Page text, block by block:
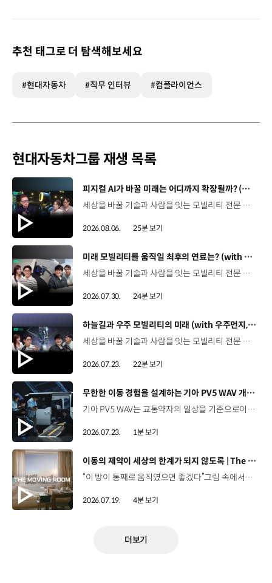
추천 태그로 더 탐색해보세요
#현대자동차 #직무 인터뷰 #컴플라이언스
현대자동차그룹 재생 목록
[동영상]
피지컬 AI가 바꿀 미래는 어디까지 확장될까? (with 카이스트 김대식 교수) | 현대진행형 팟캐스트 EP. 22
세상을 바꿀 기술과 사람을 잇는 모빌리티 전문 팟캐스트, 현대진행형. 🔊과학커뮤니케이터 이독실, 여도은 앵커‬,그리고 카이스트 김대식 교수와 함께했습니다. 이제는 AI가 물건을 옮기고, 사람을 돕고, 함께 일하는 시대! 스물두 번째 에피소드에서는 몸을 가진 AI, ‘피지컬 AI’를 주제로휴머노이드가 사람을 닮은 이유부터 산업과 일상에 가져올 변화,그리고 현대자동차그룹이 준비하는 피지컬 AI의 미래까지 이야기합니다. 화면 밖을 나와 몸을 갖게 된 AI, 우리의 일상은 어떻게 달라질까요?현대진행형 22편에서 확인해 보세요. 현대진행형 팟빵 ▶현대진행형 애플 팟캐스트 ▶현대진행형 스포티파이 ▶ 00:00 하이라이트00:37 출연진 소개01:00 몸을 가진 AI, 피지컬 AI란?01:31 10년 만에 달라진 휴머노이드 기술02:42 도구로 능력을 확장해 온 인간04:51 인간의 의지까지 확장하는 AI05:30 휴머노이드는 왜 사람을 닮았을까?07:18 휴머노이드 개발에 남은 가장 큰 과제07:31 인간의 손과 다른 아틀라스의 손08:36 피지컬 AI가 가장 먼저 필요한 분야09:32 AI 시대, 노동의 의미는 달라질까?12:13 아직 1%도 시작하지 않은 피지컬 AI16:28 현대자동차그룹이 준비해 온 피지컬 AI17:31 미래 모빌리티는 어떤 모습일까?19:14 현대자동차그룹이 가진 풀스택 경쟁력20:10 피지컬 AI의 성능을 결정하는 모션 데이터22:49 휴머노이드와 함께 일하는 시대23:51 클로징 *본 영상에 포함된 참여자의 의견은 현대자동차그룹의 공식 입장과 다를 수 있습니다. #현대자동차그룹 #현대진행형 #모빌리티팟캐스트 #피지컬AI #휴머노이드 #보스턴다이나믹스 #아틀라스 #미래모빌리티 #모빌리티 #팟캐스트
2026.08.06. 25분 보기
[동영상]
미래 모빌리티를 움직일 최후의 연료는? (with 우주먼지, 항성) | 현대진행형 팟캐스트 EP. 21
세상을 바꿀 기술과 사람을 잇는 모빌리티 전문 팟캐스트, 현대진행형. 🔊 과학커뮤니케이터 이독실, 여도은 앵커,그리고 천문학자 우주먼지, 과학커뮤니케이터 항성과 함께했습니다. 휘발유부터 전기차, 수소전기차, 하이브리드까지미래 모빌리티를 움직일 연료는 무엇일까요? 스물한 번째 에피소드에서는 자동차의 '연료'를 주제로다양한 에너지가 만들어갈 미래 모빌리티 라이프스타일을 이야기합니다. 연료가 바뀌면 자동차도, 우리의 이동 방식도 달라지지 않을까요?현대진행형 21편에서 확인해 보세요. 현대진행형 팟빵▶ 현대진행형 애플 팟캐스트▶현대진행형 스포티파이▶ 00:00 하이라이트00:21 인트로 / 자기소개00:58 자동차의 성격, 무엇으로 결정될까?03:38 연료란, 자동차의 성격을 결정하는 DNA04:24 휘발유는 어떻게 연료 경쟁에서 살아남았을까06:09 휘발유의 과거와 현재, 유연휘발유 속 납성분07:02 지구를 납으로 오염시키던 유연휘발유가 사라진 이유08:47 달리는 전자제품이 된 자동차, SDV 시대로의 전환09:46 '기계공학' 시스템에서 '소프트웨어'로 변화하는 모빌리티11:18 친환경차 시대가 오기까지의 기술적 과제11:43 전기차 배터리가 풀어야 할 숙제12:25 배터리를 관리하는 BMS 기술13:51 수소전기차, 인프라가 먼저일까 수요가 먼저일까?14:23 수소가 청정 연료로 주목받는 이유15:08 우주에서 가장 흔한 원소, 수소 생산과 운송의 현실적인 과제16:49 수소가 필요한 모빌리티는 따로 있다18:21 하이브리드가 대세인 시대, 그 이유는? 19:26 하이브리드는 연료 과도기를 견디게 해주는 기술21:44 전기·수소·하이브리드를 함께 준비하는 멀티 파워트레인 전략이란?23:30 클로징 *본 영상에 포함된 참여자의 의견은 현대자동차그룹의 공식 입장과 다를 수 있습니다. #현대자동차그룹 #현대진행형 #모빌리티팟캐스트 #전기차 #수소전기차 #연료 #에너지 #미래모빌리티 #모빌리티 #팟캐스트
2026.07.30. 24분 보기
[동영상]
하늘길과 우주 모빌리티의 미래 (with 우주먼지, 항성) | 현대진행형 팟캐스트 EP. 20
세상을 바꿀 기술과 사람을 잇는 모빌리티 전문 팟캐스트, 현대진행형. 🔊 과학커뮤니케이터 이독실, 여도은 앵커,그리고 천문학자 우주먼지, 과학커뮤니케이터 항성과 함께했습니다. 우주정거장을 거쳐 뉴욕으로 향하는 미래를 상상해본 적 있나요?스무 번째 에피소드에서는 하늘 위 교통 체계와 이동 수단의 모습,그리고 지상을 넘어 우주로 확장되는 모빌리티의 가능성까지 살펴봅니다. 하늘길이 열리면 우리의 일상은 어떻게 달라질지,현대진행형 20편에서 확인해 보세요. 현대진행형 팟빵▶현대진행형 애플 팟캐스트▶현대진행형 스포티파이▶ 00:00 하이라이트00:24 인트로 / 자기소개00:47 하늘길의 교통은 어떻게 다를까02:33 하늘의 교통 관제 시스템03:10 하늘을 나는 자동차의 모습은?05:10 미래 하늘길의 동력원과 연료06:42 휘발유 대신 항공유가 쓰일 가능성07:18 자동차에서 모빌리티로의 변화08:13 하늘길 시대의 도로와 도시10:02 우주 모빌리티는 어디까지 가능할까12:18 우주를 경험하는 미래12:57 우주로 확장되는 모빌리티13:30 하늘과 우주에서 좋은 차의 기준은?14:54 우주 관광은 누구나 가능할까16:35 현대로템과 한국 우주 산업의 미래18:37 미래 모빌리티가 바꿀 우리의 일상 *본 영상에 포함된 참여자의 의견은 현대자동차그룹의 공식 입장과 다를 수 있습니다. #현대자동차그룹 #현대진행형 #모빌리티팟캐스트 #UAM #스카이모빌리티 #하늘길 #자율주행 #우주 #우주항공 #모빌리티 #팟캐스트
2026.07.23. 22분 보기
[동영상]
무한한 이동 경험을 설계하는 기아 PV5 WAV 개발 스토리 | The Moving Room
기아 PV5 WAV는 교통약자의 일상을 기준으로이동 과정을 다시 설계했습니다. 탑승자의 목적에 맞게 확장되는 모빌리티, PV5 WAV 개발 스토리를 영상으로 확인해 보세요. #현대자동차그룹 #TheMovingRoom #기아 #PV5 #PV5WAV #PBV #목적기반모빌리티
2026.07.23. 1분 보기
[동영상]
이동의 제약이 세상의 한계가 되지 않도록 | The Moving Room
“이 방이 통째로 움직였으면 좋겠다”그림 속에서만 그리던 여행이 현실이 되기까지 기아 PV5 WAV는 필요한 의료 장비를 싣고가족과 한 공간에서 함께 떠날 수 있도록이동의 경험을 다시 설계했습니다. 같은 풍경을 보고, 같은 순간을 나누는 일현대자동차그룹은 모두를 위한 이동을 만들어갑니다. #현대자동차그룹 #TheMovingRoom #PV5 #기아 #목적기반모빌리티 #PV5WAV #PBV
2026.07.19. 4분 보기
더보기